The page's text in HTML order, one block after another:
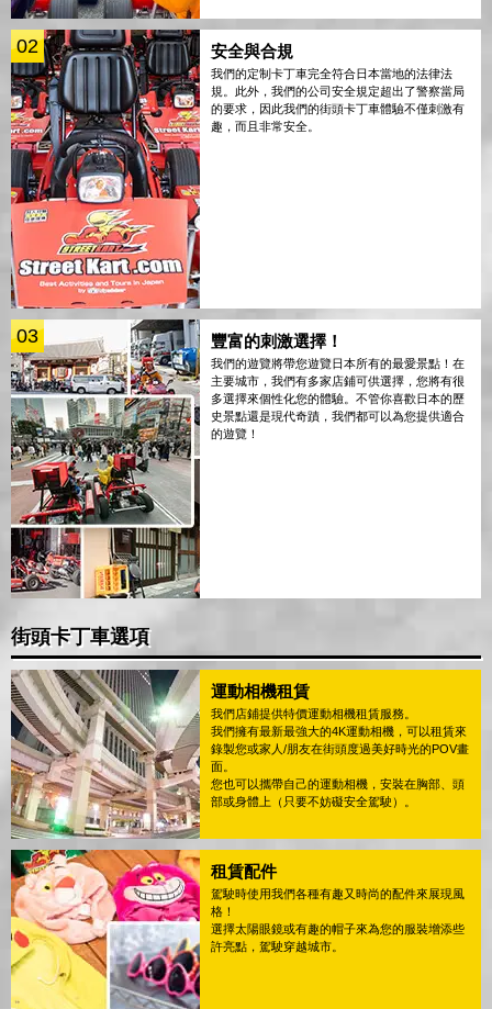
02 安全與合規
我們的定制卡丁車完全符合日本當地的法律法
規。此外，我們的公司安全規定超出了警察當局
的要求，因此我們的街頭卡丁車體驗不僅刺激有
趣，而且非常安全。
03 豐富的刺激選擇！
我們的遊覽將帶您遊覽日本所有的最愛景點！在
主要城市，我們有多家店鋪可供選擇，您將有很
多選擇來個性化您的體驗。不管你喜歡日本的歷
史景點還是現代奇蹟，我們都可以為您提供適合
的遊覽！
街頭卡丁車選項
運動相機租賃
我們店鋪提供特價運動相機租賃服務。
我們擁有最新最強大的4K運動相機，可以租賃來
錄製您或家人/朋友在街頭度過美好時光的POV畫
面。
您也可以攜帶自己的運動相機，安裝在胸部、頭
部或身體上（只要不妨礙安全駕駛）。
租賃配件
駕駛時使用我們各種有趣又時尚的配件來展現風
格！
選擇太陽眼鏡或有趣的帽子來為您的服裝增添些
許亮點，駕駛穿越城市。